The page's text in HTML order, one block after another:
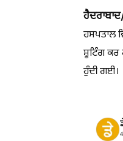
ਹਸਪਤਾਲ
ਸ਼ੂਟਿੰਗ ਕਰ
ਹੁੰਦੀ ਗਈ।